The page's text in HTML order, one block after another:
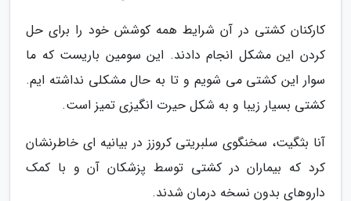
کارکنان کشتی در آن شرایط همه کوشش خود را برای حل
کردن این مشکل انجام دادند. این سومین باریست که ما
سوار این کشتی می شویم و تا به حال مشکلی نداشته ایم.
کشتی بسیار زیبا و به شکل حیرت انگیزی تمیز است.
آنا بثگیت، سخنگوی سلبریتی کروزز در بیانیه ای خاطرنشان
کرد که بیماران در کشتی توسط پزشکان آن و با کمک
داروهای بدون نسخه درمان شدند.